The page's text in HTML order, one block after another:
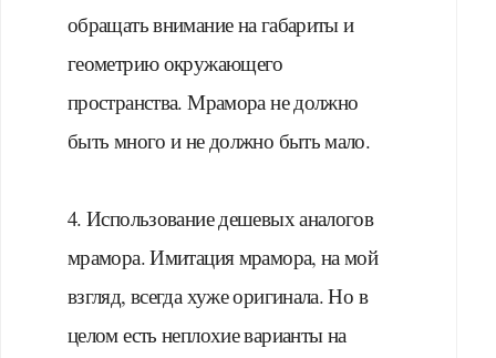
обращать внимание на габариты и
геометрию окружающего
пространства. Мрамора не должно
быть много и не должно быть мало.
4. Использование дешевых аналогов
мрамора. Имитация мрамора, на мой
взгляд, всегда хуже оригинала. Но в
целом есть неплохие варианты на